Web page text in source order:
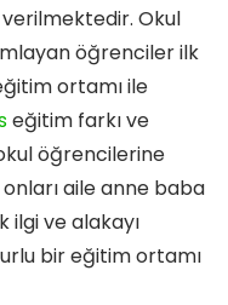
Okul
öğrenciler ilk
ortamı ile
eğitim farkı ve
öğrencilerine
aile anne baba
ve alakayı
bir eğitim ortamı